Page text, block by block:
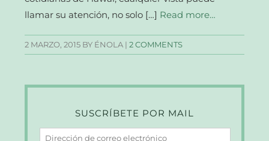
llamar su atención, no solo […] Read more…
2 MARZO, 2015 BY ÉNOLA |2 COMMENTS
SUSCRÍBETE POR MAIL
Dirección